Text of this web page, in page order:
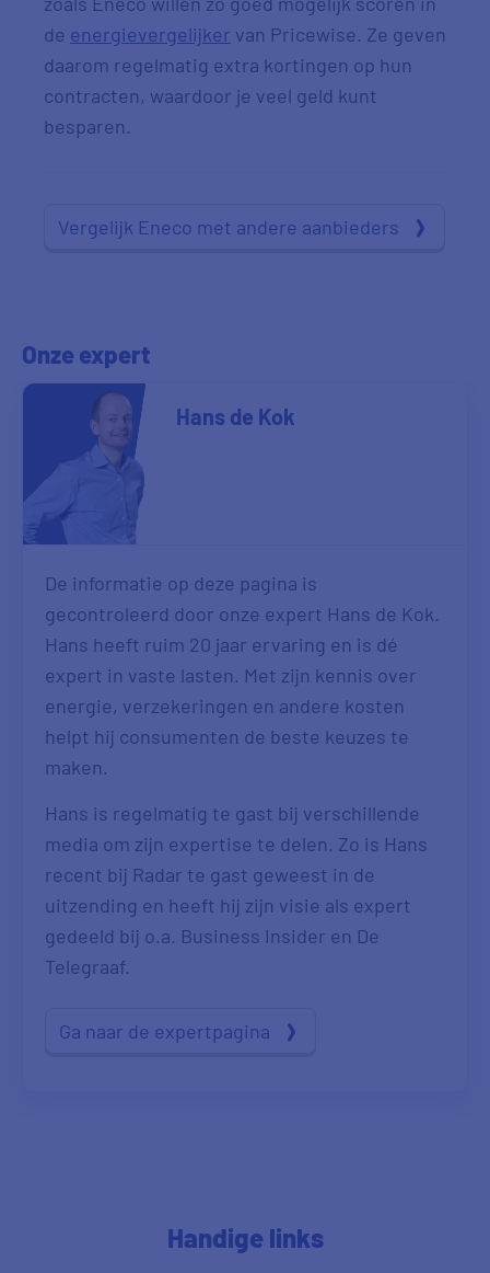
de energievergelijker van Pricewise. Ze geven
daarom regelmatig extra kortingen op hun
contracten, waardoor je veel geld kunt
besparen.
Vergelijk Eneco met andere aanbieders
Onze expert
Hans de Kok
De informatie op deze pagina is
gecontroleerd door onze expert Hans de Kok.
Hans heeft ruim 20 jaar ervaring en is dé
expert in vaste lasten. Met zijn kennis over
energie, verzekeringen en andere kosten
helpt hij consumenten de beste keuzes te
maken.
Hans is regelmatig te gast bij verschillende
media om zijn expertise te delen. Zo is Hans
recent bij Radar te gast geweest in de
uitzending en heeft hij zijn visie als expert
gedeeld bij o.a. Business Insider en De
Telegraaf.
Ga naar de expertpagina
Handige links